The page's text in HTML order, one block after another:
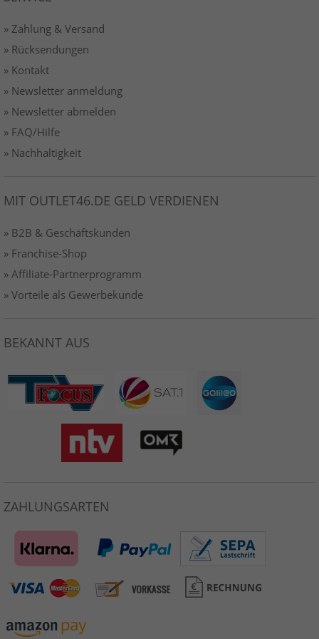
» Zahlung & Versand
» Rücksendungen
» Kontakt
» Newsletter anmeldung
» Newsletter abmelden
» FAQ/Hilfe
» Nachhaltigkeit
MIT OUTLET46.DE GELD VERDIENEN
» B2B & Geschäftskunden
» Franchise-Shop
» Affiliate-Partnerprogramm
» Vorteile als Gewerbekunde
BEKANNT AUS
ZAHLUNGSARTEN